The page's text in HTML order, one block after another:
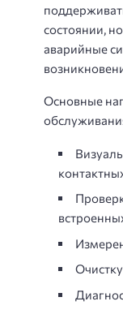
состоянии,
аварийные
Основные